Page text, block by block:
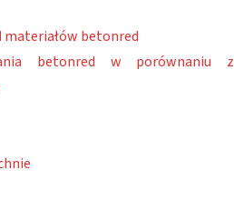
materiałów betonred
betonred w porównaniu z